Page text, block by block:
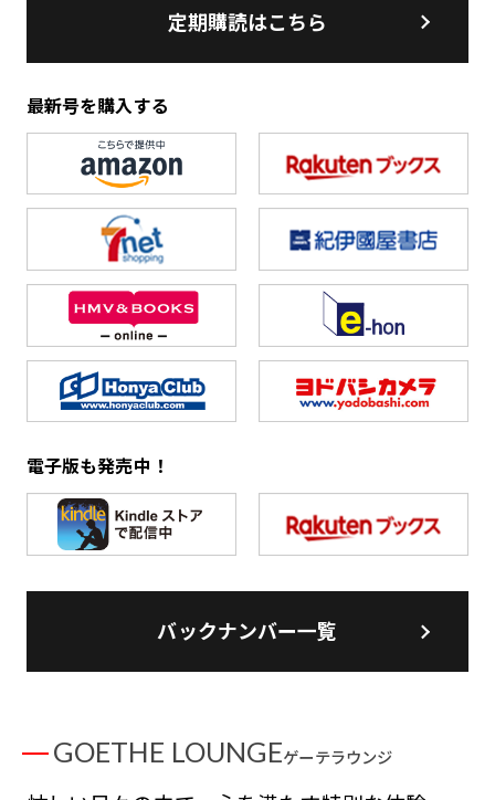
定期購読はこちら
最新号を購入する
電子版も発売中！
バックナンバー一覧
GOETHE LOUNGEゲーテラウンジ